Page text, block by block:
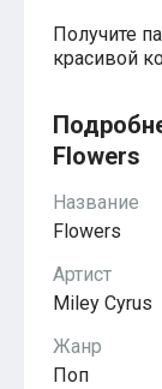
из
The Legend Of
Friday Night Funkin’
для различных
Minecraft
Five Nights at
Популярное
Бесплатные
Получите
красивой
Flowers
Название
Flowers
Артист
Miley Cyrus
Жанр
Поп